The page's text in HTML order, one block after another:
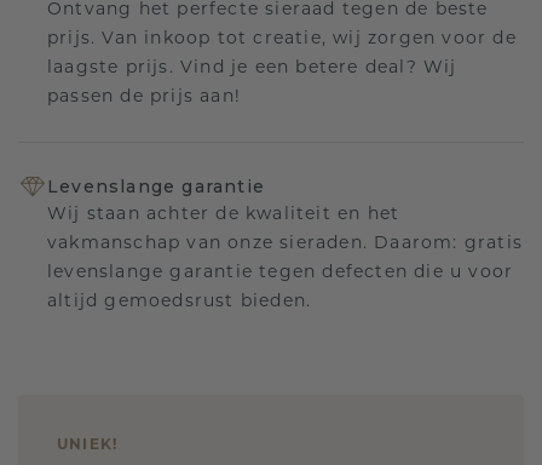
Ontvang het perfecte sieraad tegen de beste
prijs. Van inkoop tot creatie, wij zorgen voor de
laagste prijs. Vind je een betere deal? Wij
passen de prijs aan!
Levenslange garantie
Wij staan achter de kwaliteit en het
vakmanschap van onze sieraden. Daarom: gratis
levenslange garantie tegen defecten die u voor
altijd gemoedsrust bieden.
UNIEK!